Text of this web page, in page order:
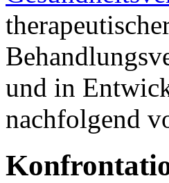
und in
nachfolgend